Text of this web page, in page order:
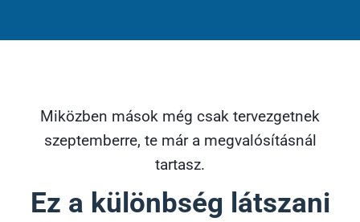
Miközben mások még csak tervezgetnek
szeptemberre, te már a megvalósításnál
tartasz.
Ez a különbség látszani